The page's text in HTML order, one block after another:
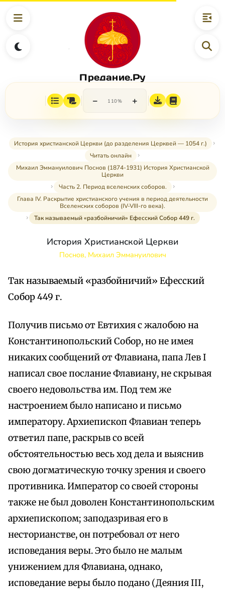
Предание.Ру
− 110% +
История христианской Церкви (до разделения Церквей — 1054 г.)
Читать онлайн
Михаил Эммануилович Поснов (1874-1931) История Христианской
Церкви
Часть 2. Период вселенских соборов.
Глава IV. Раскрытие христианского учения в период деятельности
Вселенских соборов (IV-VIII-го века).
Так называемый «разбойничий» Ефесский Собор 449 г.
История Христианской Церкви
Поснов, Михаил Эммануилович
Так называемый «разбойничий» Ефесский
Собор 449 г.
Получив письмо от Евтихия с жалобою на
Константинопольский Собор, но не имея
никаких сообщений от Флавиана, папа Лев I
написал свое послание Флавиану, не скрывая
своего недовольства им. Под тем же
настроением было написано и письмо
императору. Архиепископ Флавиан теперь
ответил папе, раскрыв со всей
обстоятельностью весь ход дела и выяснив
свою догматическую точку зрения и своего
противника. Император со своей стороны
также не был доволен Константинопольским
архиепископом; заподазривая его в
несторианстве, он потребовал от него
исповедания веры. Это было не малым
унижением для Флавиана, однако,
исповедание веры было подано (Деяния III,